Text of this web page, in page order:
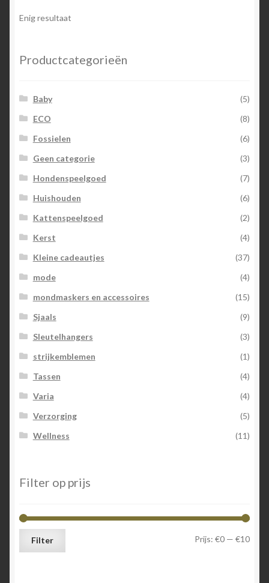
productpagina
Enig resultaat
Productcategorieën
Baby
(5)
ECO
(8)
Fossielen
(6)
Geen categorie
(3)
Hondenspeelgoed
(7)
Huishouden
(6)
Kattenspeelgoed
(2)
Kerst
(4)
Kleine cadeautjes
(37)
mode
(4)
mondmaskers en accessoires
(15)
Sjaals
(9)
Sleutelhangers
(3)
strijkemblemen
(1)
Tassen
(4)
Varia
(4)
Verzorging
(5)
Wellness
(11)
Filter op prijs
Min.
Max.
Filter Prijs: €0 — €10